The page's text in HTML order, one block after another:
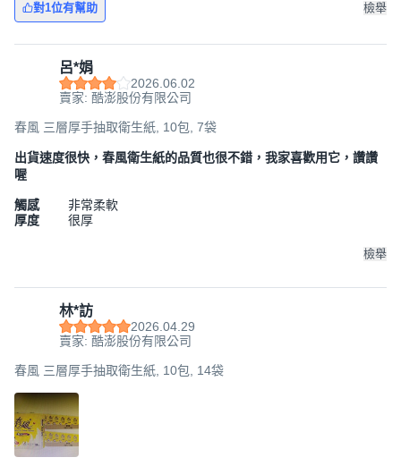
對1位有幫助 檢舉
呂*娟
2026.06.02
賣家: 酷澎股份有限公司
春風 三層厚手抽取衛生紙, 10包, 7袋
出貨速度很快，春風衛生紙的品質也很不錯，我家喜歡用它，讚讚
喔
觸感
非常柔軟
厚度
很厚
檢舉
林*訪
2026.04.29
賣家: 酷澎股份有限公司
春風 三層厚手抽取衛生紙, 10包, 14袋